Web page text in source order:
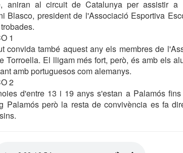
aniran al circuit de Catalunya per assistir a
Blasco, president de l'Associació Esportiva
1
convida també aquest any els membres de
Torroella. El lligam més fort, però, és amb els
amb portuguesos com alemanys.
2
d'entre 13 i 19 anys s'estan a Palamós
Palamós però la resta de convivència es fa